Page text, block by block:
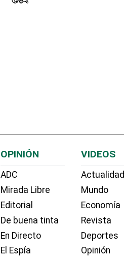
OPINIÓN
ADC
Mirada Libre
Editorial
De buena tinta
En Directo
El Espía
VIDEOS
Actualidad
Mundo
Economía
Revista
Deportes
Opinión